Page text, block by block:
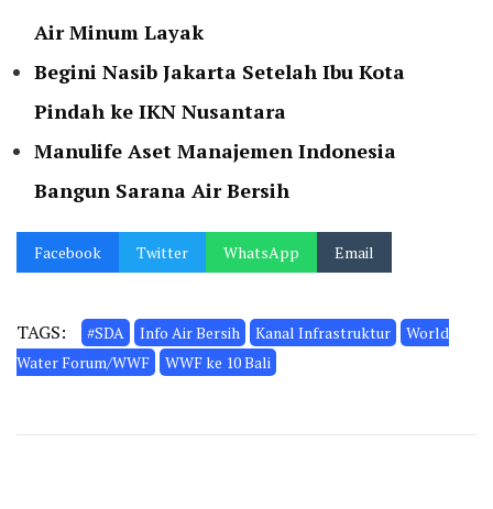
Air Minum Layak
Begini Nasib Jakarta Setelah Ibu Kota
Pindah ke IKN Nusantara
Manulife Aset Manajemen Indonesia
Bangun Sarana Air Bersih
Facebook Twitter WhatsApp Email
TAGS: #SDA Info Air Bersih Kanal Infrastruktur
World
Water Forum/WWF
WWF ke 10 Bali